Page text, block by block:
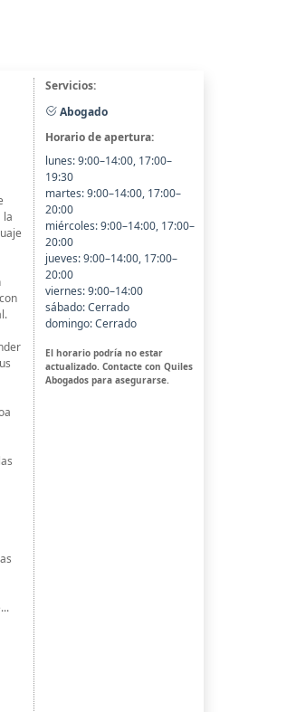
la
Servicios:
Abogado
Horario de apertura:
lunes: 9:00–14:00, 17:00–
19:30
martes: 9:00–14:00, 17:00–
20:00
miércoles: 9:00–14:00, 17:00–
20:00
jueves: 9:00–14:00, 17:00–
20:00
viernes: 9:00–14:00
sábado: Cerrado
domingo: Cerrado
El horario podría no estar
actualizado. Contacte con Quiles
Abogados para asegurarse.